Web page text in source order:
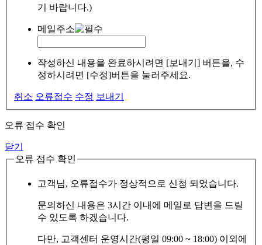
기 바랍니다.)
메일주소
작성하신 내용을 완료하시려면 [보내기] 버튼을, 수
정하시려면 [수정]버튼을 눌러주세요.
취소 오류접수 수정 보내기
오류 접수 확인
닫기
오류 접수 확인
고객님, 오류접수가 정상적으로 신청 되었습니다.
문의하신 내용은 3시간 이내에 메일로 답변을 드릴
수 있도록 하겠습니다.
다만, 고객센터 운영시간(평일 09:00 ~ 18:00) 이외에